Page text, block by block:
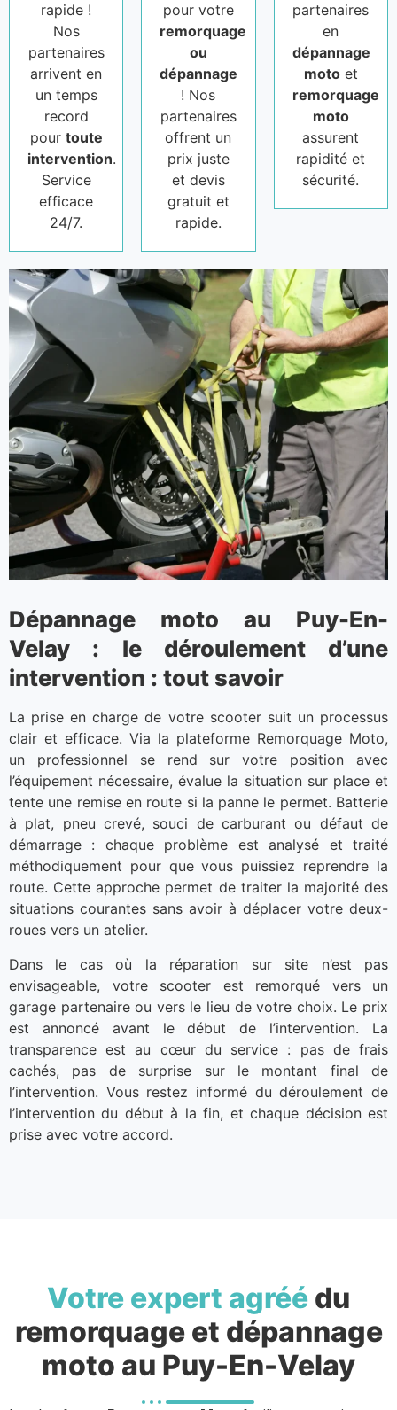
rapide !
Nos
partenaires
arrivent en
un temps
record
pour toute
intervention.
Service
efficace
24/7.
pour votre
remorquage
ou
dépannage
! Nos
partenaires
offrent un
prix juste
et devis
gratuit et
rapide.
partenaires
en
dépannage
motoet
remorquage
moto
assurent
rapidité et
sécurité.
Dépannage moto au Puy-En-
Velay : le déroulement d’une
intervention : tout savoir
La prise en charge de votre scooter suit un processus
clair et efficace. Via la plateforme Remorquage Moto,
un professionnel se rend sur votre position avec
l’équipement nécessaire, évalue la situation sur place et
tente une remise en route si la panne le permet. Batterie
à plat, pneu crevé, souci de carburant ou défaut de
démarrage : chaque problème est analysé et traité
méthodiquement pour que vous puissiez reprendre la
route. Cette approche permet de traiter la majorité des
situations courantes sans avoir à déplacer votre deux-
roues vers un atelier.
Dans le cas où la réparation sur site n’est pas
envisageable, votre scooter est remorqué vers un
garage partenaire ou vers le lieu de votre choix. Le prix
est annoncé avant le début de l’intervention. La
transparence est au cœur du service : pas de frais
cachés, pas de surprise sur le montant final de
l’intervention. Vous restez informé du déroulement de
l’intervention du début à la fin, et chaque décision est
prise avec votre accord.
Votre expert agréé du
remorquage et dépannage
moto au Puy-En-Velay